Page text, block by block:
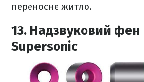
переносне житло.
13. Надзвуковий фен
Supersonic